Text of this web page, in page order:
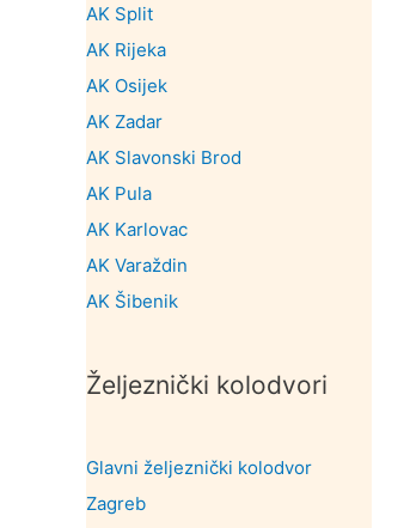
AK Split
AK Rijeka
AK Osijek
AK Zadar
AK Slavonski Brod
AK Pula
AK Karlovac
AK Varaždin
AK Šibenik
Željeznički kolodvori
Glavni željeznički kolodvor
Zagreb